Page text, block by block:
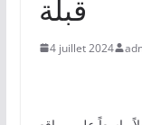
قبلة
4 juillet 2024